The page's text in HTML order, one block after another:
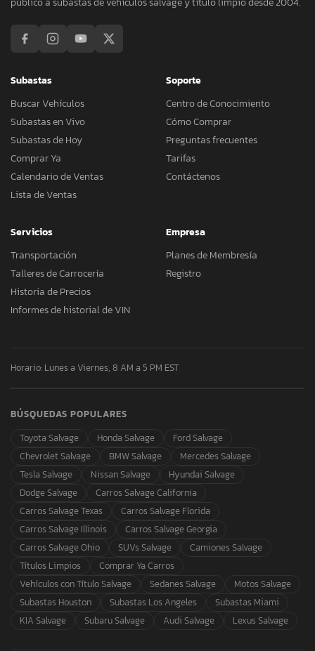
Subastas
Buscar Vehículos
Subastas en Vivo
Subastas de Hoy
Comprar Ya
Calendario de Ventas
Lista de Ventas
Soporte
Centro de Conocimiento
Cómo Comprar
Preguntas frecuentes
Tarifas
Contáctenos
Servicios
Transportación
Talleres de Carrocería
Historia de Precios
Informes de historial de VIN
Empresa
Planes de Membresía
Registro
Horario: Lunes a Viernes, 8 AM a 5 PM EST
BÚSQUEDAS POPULARES
Toyota Salvage
Honda Salvage
Ford Salvage
Chevrolet Salvage
BMW Salvage
Mercedes Salvage
Tesla Salvage
Nissan Salvage
Hyundai Salvage
Dodge Salvage
Carros Salvage California
Carros Salvage Texas
Carros Salvage Florida
Carros Salvage Illinois
Carros Salvage Georgia
Carros Salvage Ohio
SUVs Salvage
Camiones Salvage
Títulos Limpios
Comprar Ya Carros
Vehículos con Título Salvage
Sedanes Salvage
Motos Salvage
Subastas Houston
Subastas Los Angeles
Subastas Miami
KIA Salvage
Subaru Salvage Audi Salvage Lexus Salvage